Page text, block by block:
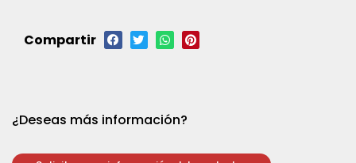
Compartir
¿Deseas más información?